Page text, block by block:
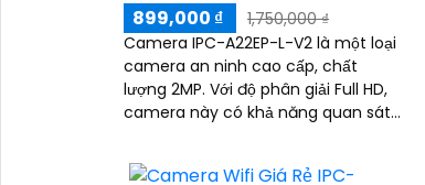
899,000 ₫
1,750,000 ₫
Camera IPC-A22EP-L-V2 là một loại
camera an ninh cao cấp, chất
lượng 2MP. Với độ phân giải Full HD,
camera này có khả năng quan sát
và chắc...